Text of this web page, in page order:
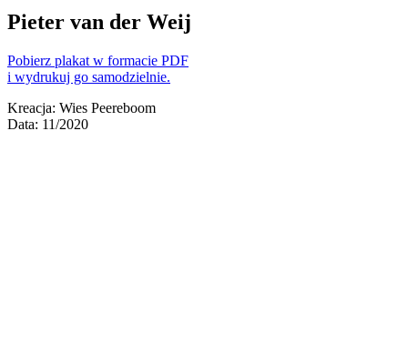
Pieter van der Weij
Pobierz plakat w formacie PDF
i wydrukuj go samodzielnie.
Kreacja: Wies Peereboom
Data: 11/2020